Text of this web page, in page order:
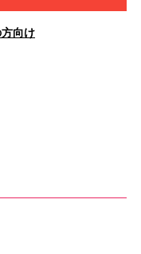
向け